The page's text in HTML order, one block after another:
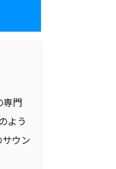
専門
よう
ウン